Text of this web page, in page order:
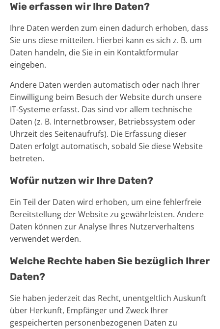
Wie erfassen wir Ihre Daten?
Ihre Daten werden zum einen dadurch erhoben, dass
Sie uns diese mitteilen. Hierbei kann es sich z. B. um
Daten handeln, die Sie in ein Kontaktformular
eingeben.
Andere Daten werden automatisch oder nach Ihrer
Einwilligung beim Besuch der Website durch unsere
IT-Systeme erfasst. Das sind vor allem technische
Daten (z. B. Internetbrowser, Betriebssystem oder
Uhrzeit des Seitenaufrufs). Die Erfassung dieser
Daten erfolgt automatisch, sobald Sie diese Website
betreten.
Wofür nutzen wir Ihre Daten?
Ein Teil der Daten wird erhoben, um eine fehlerfreie
Bereitstellung der Website zu gewährleisten. Andere
Daten können zur Analyse Ihres Nutzerverhaltens
verwendet werden.
Welche Rechte haben Sie bezüglich Ihrer
Daten?
Sie haben jederzeit das Recht, unentgeltlich Auskunft
über Herkunft, Empfänger und Zweck Ihrer
gespeicherten personenbezogenen Daten zu